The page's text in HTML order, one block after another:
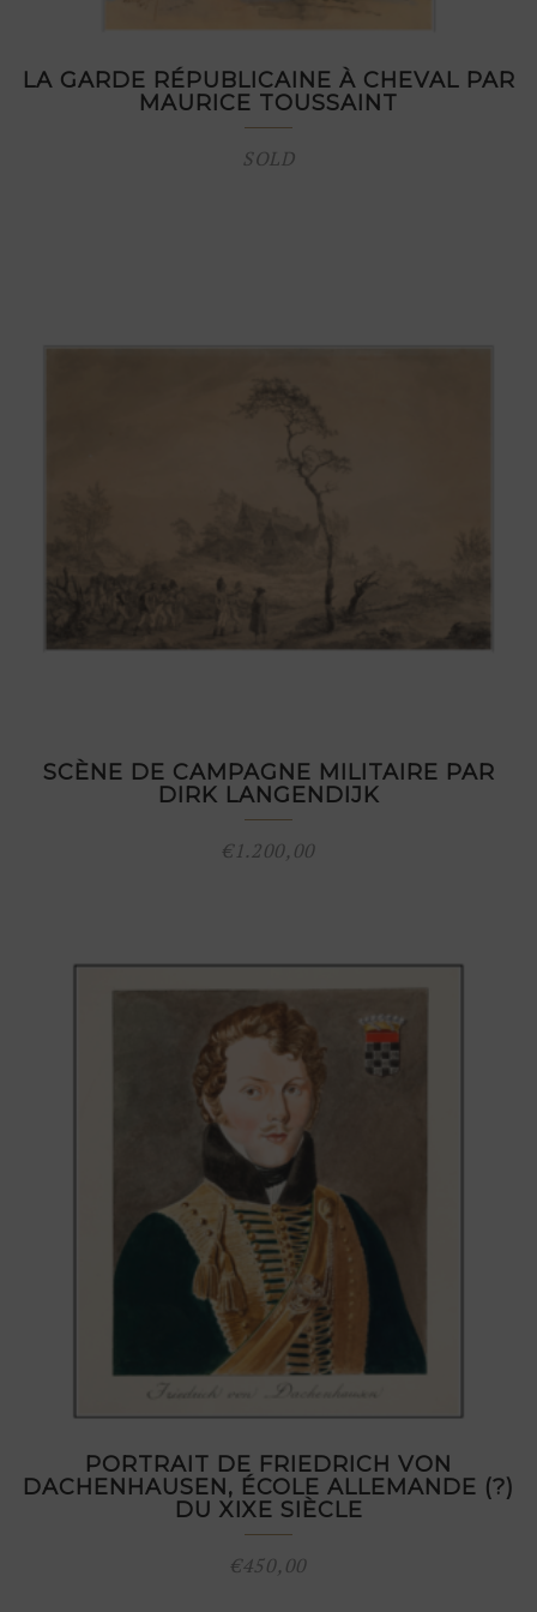
LA GARDE RÉPUBLICAINE À CHEVAL PAR
MAURICE TOUSSAINT
SOLD
SCÈNE DE CAMPAGNE MILITAIRE PAR
DIRK LANGENDIJK
€1.200,00
PORTRAIT DE FRIEDRICH VON
DACHENHAUSEN, ÉCOLE ALLEMANDE (?)
DU XIXE SIÈCLE
€450,00